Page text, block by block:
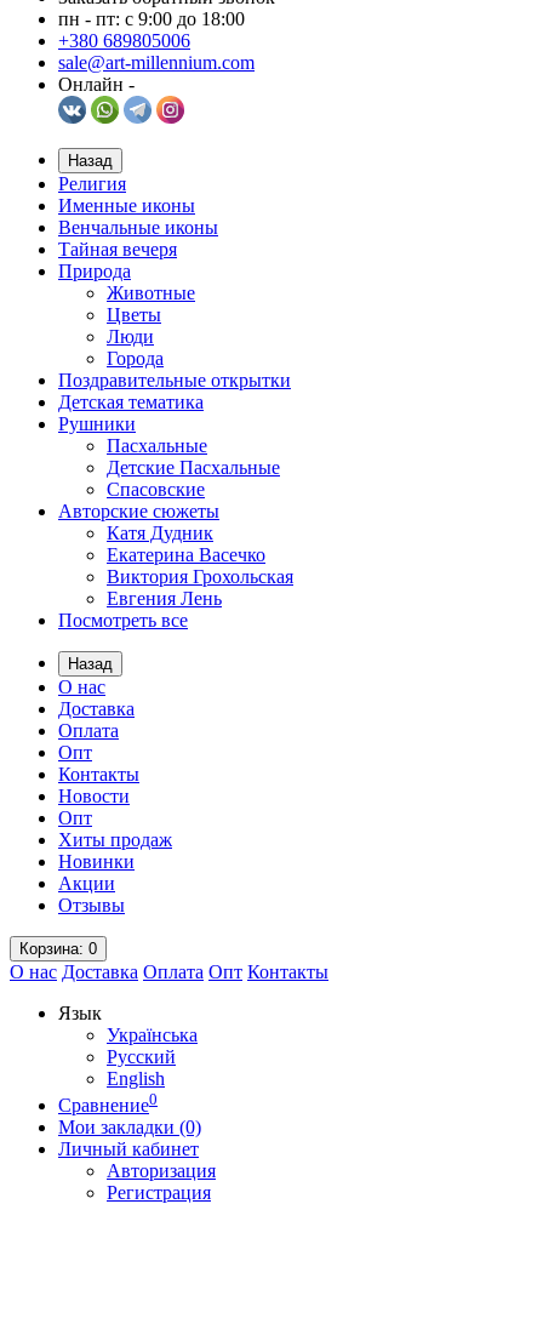
пн - пт: с 9:00 до 18:00
+380 689805006
sale@art-millennium.com
Онлайн -
Назад
Религия
Именные иконы
Венчальные иконы
Тайная вечеря
Природа
Животные
Цветы
Люди
Города
Поздравительные открытки
Детская тематика
Рушники
Пасхальные
Детские Пасхальные
Спасовские
Авторские сюжеты
Катя Дудник
Екатерина Васечко
Виктория Грохольская
Евгения Лень
Посмотреть все
Назад
О нас
Доставка
Оплата
Опт
Контакты
Новости
Опт
Хиты продаж
Новинки
Акции
Отзывы
Корзина: 0
О нас Доставка Оплата Опт Контакты
Язык
Українська
Русский
English
Сравнение0
Мои закладки (0)
Личный кабинет
Авторизация
Регистрация